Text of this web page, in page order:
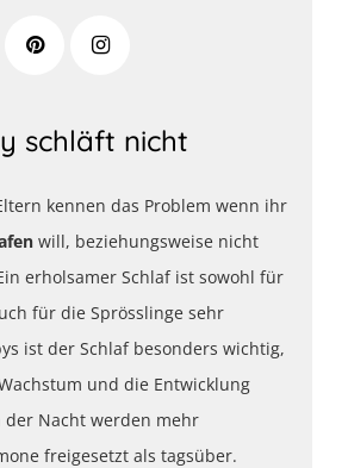
schläft nicht
kennen das Problem wenn ihr
will, beziehungsweise nicht
erholsamer Schlaf ist sowohl für
für die Sprösslinge sehr
ist der Schlaf besonders wichtig,
und die Entwicklung
Nacht werden mehr
freigesetzt als tagsüber.